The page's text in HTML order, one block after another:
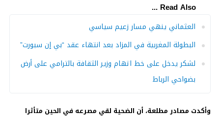
Read Also ...
العثماني ينهي مسار زعيم سياسي
البطولة المغربية في المزاد بعد انتهاء عقد “بي إن سبورت”
لشكر يدخل على خط اتهام وزير الثقافة بالترامي على أرض
بضواحي الرباط
وأكدت مصادر مطلعة، أن الضحية لقي مصرعه في الحين متأثرا